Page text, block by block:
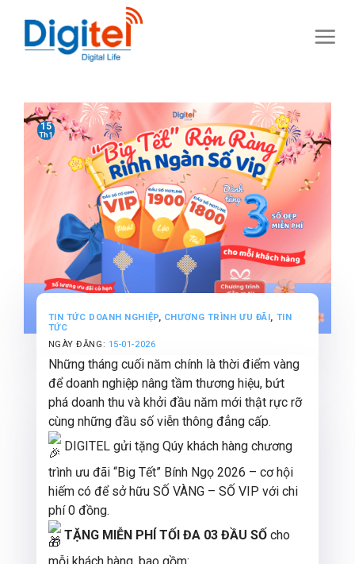
content
15
Th1
TIN TỨC DOANH NGHIỆP, CHƯƠNG TRÌNH ƯU ĐÃI , TIN
TỨC
NGÀY ĐĂNG: 15-01-2026
Những tháng cuối năm chính là thời điểm vàng
để doanh nghiệp nâng tầm thương hiệu, bứt
phá doanh thu và khởi đầu năm mới thật rực rỡ
cùng những đầu số viễn thông đẳng cấp.
DIGITEL gửi tặng Qúy khách hàng chương
trình ưu đãi “Big Tết” Bính Ngọ 2026 – cơ hội
hiếm có để sở hữu SỐ VÀNG – SỐ VIP với chi
phí 0 đồng.
TẶNG MIỄN PHÍ TỐI ĐA 03 ĐẦU SỐcho